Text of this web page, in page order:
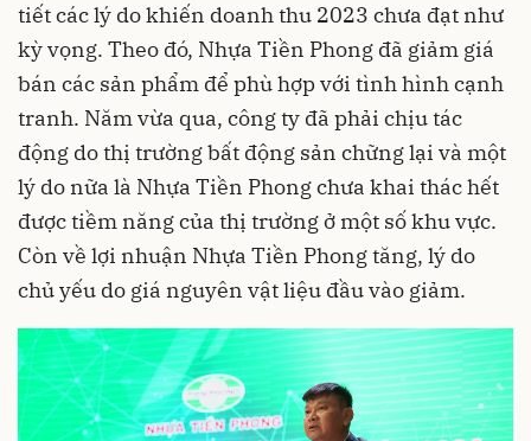
tiết các lý do khiến doanh thu 2023 chưa đạt như
kỳ vọng. Theo đó, Nhựa Tiền Phong đã giảm giá
bán các sản phẩm để phù hợp với tình hình cạnh
tranh. Năm vừa qua, công ty đã phải chịu tác
động do thị trường bất động sản chững lại và một
lý do nữa là Nhựa Tiền Phong chưa khai thác hết
được tiềm năng của thị trường ở một số khu vực.
Còn về lợi nhuận Nhựa Tiền Phong tăng, lý do
chủ yếu do giá nguyên vật liệu đầu vào giảm.